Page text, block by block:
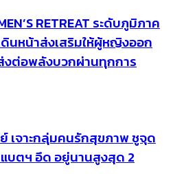
RETREAT ระดับภูมิภาค
นหน้าส่งเสริมให้ผู้หญิงออก
ต่อพลังบวกผ่านทุกการ
ย์ เจาะกลุ่มคนรักสุขภาพ ชูจุด
แบตฯ อึด อยู่นานสูงสุด 2